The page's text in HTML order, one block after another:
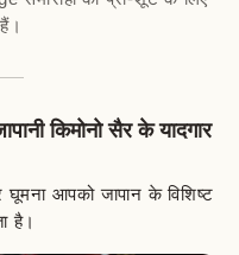
किमोनो सैर के यादगार
घूमना आपको जापान के विशिष्ट
है।